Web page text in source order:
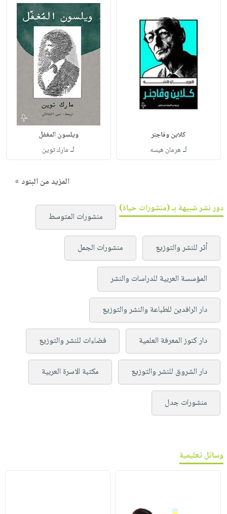
كلاين وفاجنر
لـ هرمان هيسه
ويلسون المغفل
لـ مارك توين
المزيد من البنود »
دور نشر شبيهة بـ (منشورات حياة)
منشورات المتوسط
أثر للنشر والتوزيع منشورات الجمل
المؤسسة العربية للدراسات والنشر
دار الرافدين للطباعة والنشر والتوزيع
دار كنوز المعرفة العلمية فضاءات للنشر والتوزيع
دار الشروق للنشر والتوزيع مكتبة الاسرة العربية
منشورات جدل
وسائل تعليمية